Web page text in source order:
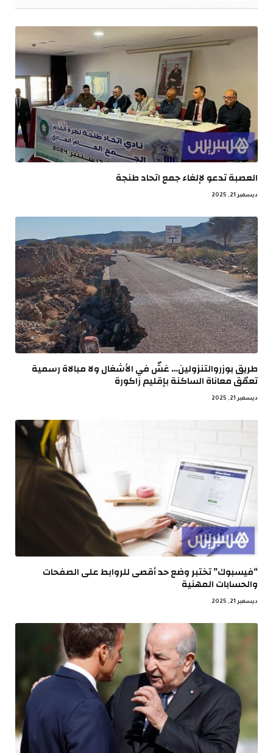
العصبة تدعو لإلغاء جمع اتحاد طنجة
ديسمبر 21, 2025
طريق بوزروالتنزولين… غشّ في الأشغال ولا مبالاة رسمية
تعمّق معاناة الساكنة بإقليم زاكورة
ديسمبر 21, 2025
“فيسبوك” تختبر وضع حد أقصى للروابط على الصفحات
والحسابات المهنية
ديسمبر 21, 2025